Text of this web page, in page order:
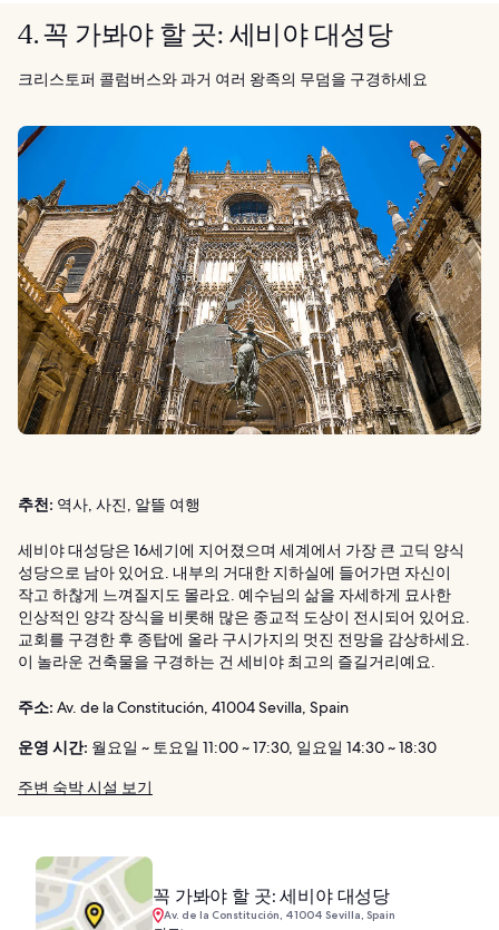
4. 꼭 가봐야 할 곳: 세비야 대성당
크리스토퍼 콜럼버스와 과거 여러 왕족의 무덤을 구경하세요
추천: 역사, 사진, 알뜰 여행
세비야 대성당은 16세기에 지어졌으며 세계에서 가장 큰 고딕 양식
성당으로 남아 있어요. 내부의 거대한 지하실에 들어가면 자신이
작고 하찮게 느껴질지도 몰라요. 예수님의 삶을 자세하게 묘사한
인상적인 양각 장식을 비롯해 많은 종교적 도상이 전시되어 있어요.
교회를 구경한 후 종탑에 올라 구시가지의 멋진 전망을 감상하세요.
이 놀라운 건축물을 구경하는 건 세비야 최고의 즐길거리예요.
주소: Av. de la Constitución, 41004 Sevilla, Spain
운영 시간: 월요일 ~ 토요일 11:00 ~ 17:30, 일요일 14:30 ~ 18:30
주변 숙박 시설 보기
꼭 가봐야 할 곳: 세비야 대성당
Av. de la Constitución, 41004 Sevilla, Spain